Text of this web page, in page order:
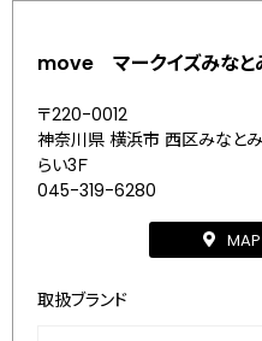
move マークイズみなと
〒220-0012
神奈川県 横浜市 西区みなと
らい3Ｆ
045-319-6280
取扱ブランド